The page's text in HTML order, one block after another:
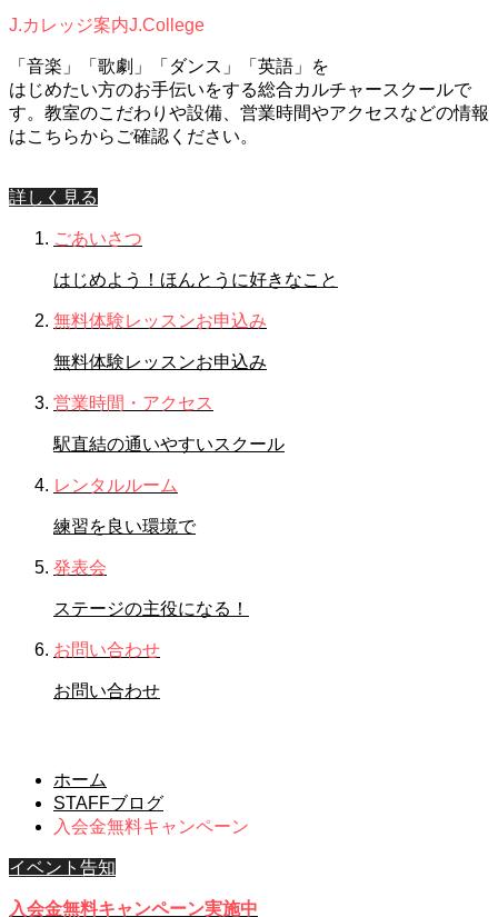
J.カレッジ案内J.College
「音楽」「歌劇」「ダンス」「英語」を
はじめたい方のお手伝いをする総合カルチャースクールで
す。教室のこだわりや設備、営業時間やアクセスなどの情報
はこちらからご確認ください。
詳しく見る
ごあいさつ
はじめよう！ほんとうに好きなこと
無料体験レッスンお申込み
無料体験レッスンお申込み
営業時間・アクセス
駅直結の通いやすいスクール
レンタルルーム
練習を良い環境で
発表会
ステージの主役になる！
お問い合わせ
お問い合わせ
ホーム
STAFFブログ
入会金無料キャンペーン
イベント告知
入会金無料キャンペーン実施中